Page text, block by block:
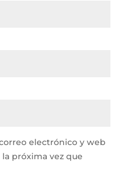
electrónico y web
próxima vez que